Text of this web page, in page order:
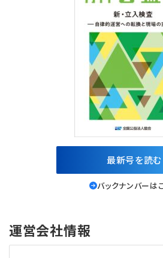
最新号を読む
バックナンバーは
運営会社情報